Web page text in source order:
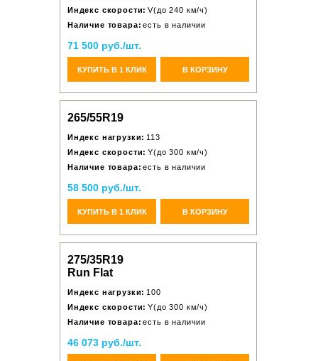
Индекс скорости: V(до 240 км/ч)
Наличие товара: есть в наличии
71 500 руб./шт.
КУПИТЬ В 1 КЛИК В КОРЗИНУ
265/55R19
Индекс нагрузки: 113
Индекс скорости: Y(до 300 км/ч)
Наличие товара: есть в наличии
58 500 руб./шт.
КУПИТЬ В 1 КЛИК В КОРЗИНУ
275/35R19
Run Flat
Индекс нагрузки: 100
Индекс скорости: Y(до 300 км/ч)
Наличие товара: есть в наличии
46 073 руб./шт.